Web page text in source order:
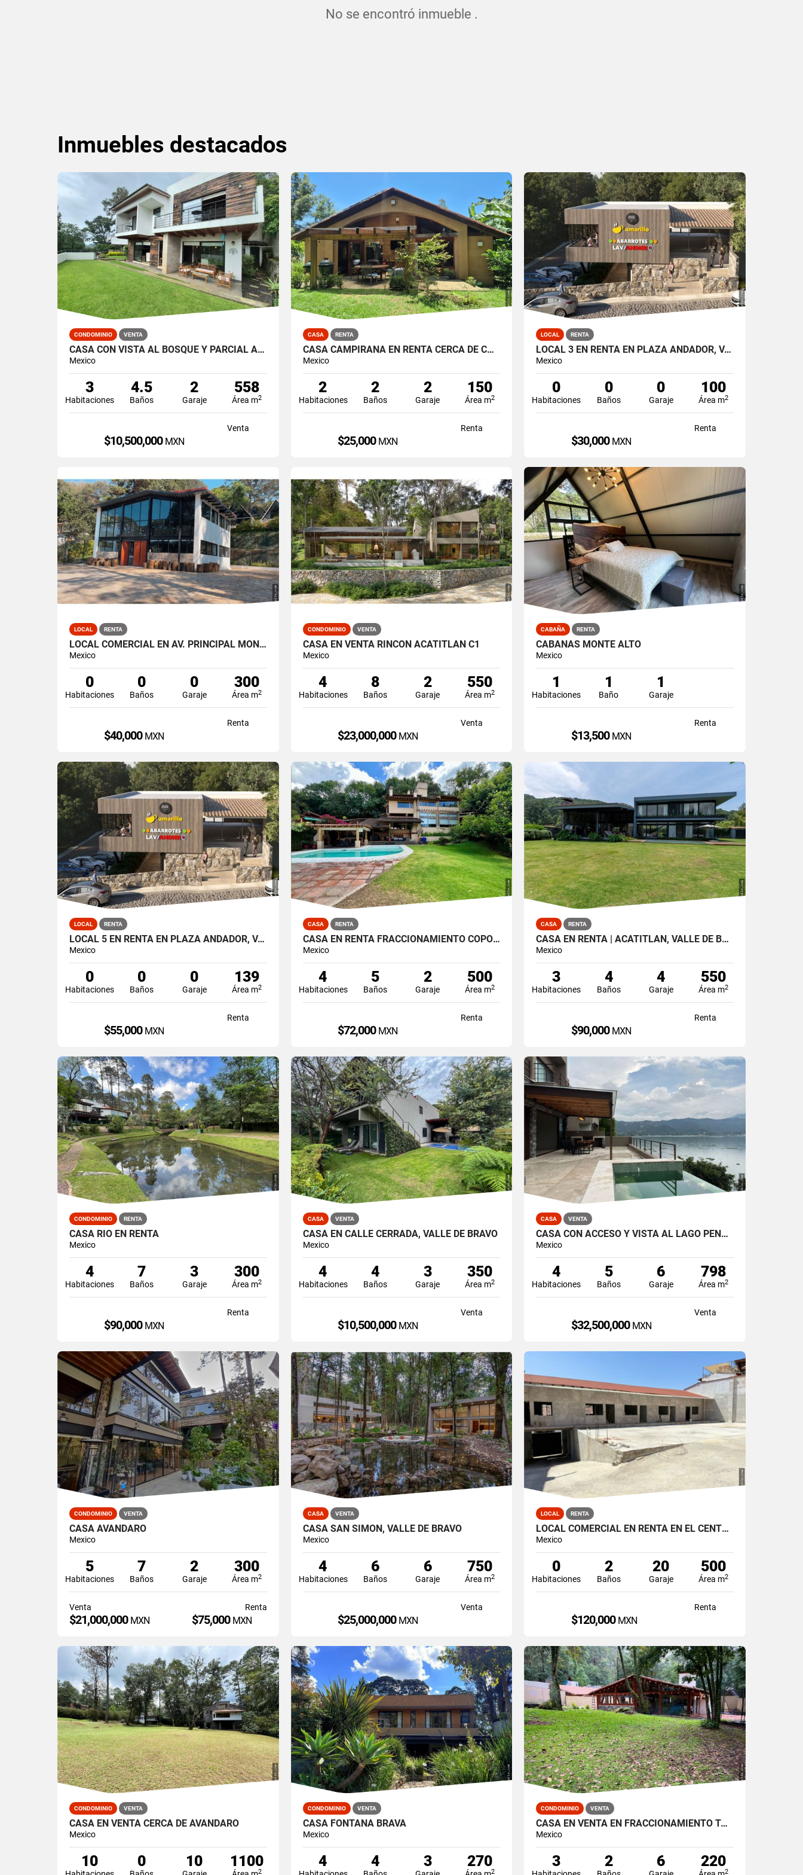
No se encontró inmueble .
Inmuebles destacados
CONDOMINIO VENTA
CASA CON VISTA AL BOSQUE Y PARCIAL AL LAGO / AVANDARO
Mexico
3
Habitaciones
4.5
Baños
2
Garaje
558
Área m2
Venta
$10,500,000 MXN
CASA RENTA
CASA CAMPIRANA EN RENTA CERCA DE COLEGIOS
Mexico
2
Habitaciones
2
Baños
2
Garaje
150
Área m2
Renta
$25,000 MXN
LOCAL RENTA
LOCAL 3 EN RENTA EN PLAZA ANDADOR, VALLE DE BRAVO, LA PEÑA
Mexico
0
Habitaciones
0
Baños
0
Garaje
100
Área m2
Renta
$30,000 MXN
LOCAL RENTA
LOCAL COMERCIAL EN AV. PRINCIPAL MONTE ALTO
Mexico
0
Habitaciones
0
Baños
0
Garaje
300
Área m2
Renta
$40,000 MXN
CONDOMINIO VENTA
CASA EN VENTA RINCON ACATITLAN C1
Mexico
4
Habitaciones
8
Baños
2
Garaje
550
Área m2
Venta
$23,000,000 MXN
CABAÑA RENTA
CABAÑAS MONTE ALTO
Mexico
1
Habitaciones
1
Baño
1
Garaje
Renta
$13,500 MXN
LOCAL RENTA
LOCAL 5 EN RENTA EN PLAZA ANDADOR, VALLE DE BRAVO, LA PEÑA
Mexico
0
Habitaciones
0
Baños
0
Garaje
139
Área m2
Renta
$55,000 MXN
CASA RENTA
CASA EN RENTA FRACCIONAMIENTO COPORITO
Mexico
4
Habitaciones
5
Baños
2
Garaje
500
Área m2
Renta
$72,000 MXN
CASA RENTA
CASA EN RENTA | ACATITLÁN, VALLE DE BRAVO
Mexico
3
Habitaciones
4
Baños
4
Garaje
550
Área m2
Renta
$90,000 MXN
CONDOMINIO RENTA
CASA RIO EN RENTA
Mexico
4
Habitaciones
7
Baños
3
Garaje
300
Área m2
Renta
$90,000 MXN
CASA VENTA
CASA EN CALLE CERRADA, VALLE DE BRAVO
Mexico
4
Habitaciones
4
Baños
3
Garaje
350
Área m2
Venta
$10,500,000 MXN
CASA VENTA
CASA CON ACCESO Y VISTA AL LAGO PEÑA NORTE
Mexico
4
Habitaciones
5
Baños
6
Garaje
798
Área m2
Venta
$32,500,000 MXN
CONDOMINIO VENTA
CASA AVANDARO
Mexico
5
Habitaciones
7
Baños
2
Garaje
300
Área m2
Venta
$21,000,000 MXN
Renta
$75,000 MXN
CASA VENTA
CASA SAN SIMON, VALLE DE BRAVO
Mexico
4
Habitaciones
6
Baños
6
Garaje
750
Área m2
Venta
$25,000,000 MXN
LOCAL RENTA
LOCAL COMERCIAL EN RENTA EN EL CENTRO DE VALLE DE BRAVO
Mexico
0
Habitaciones
2
Baños
20
Garaje
500
Área m2
Renta
$120,000 MXN
CONDOMINIO VENTA
CASA EN VENTA CERCA DE AVANDARO
Mexico
10 0 10 1100
2
CONDOMINIO VENTA
CASA FONTANA BRAVA
Mexico
4 4 3 270
2
CONDOMINIO VENTA
CASA EN VENTA EN FRACCIONAMIENTO TALO CERRO GORDO
Mexico
3 2 6 220
2